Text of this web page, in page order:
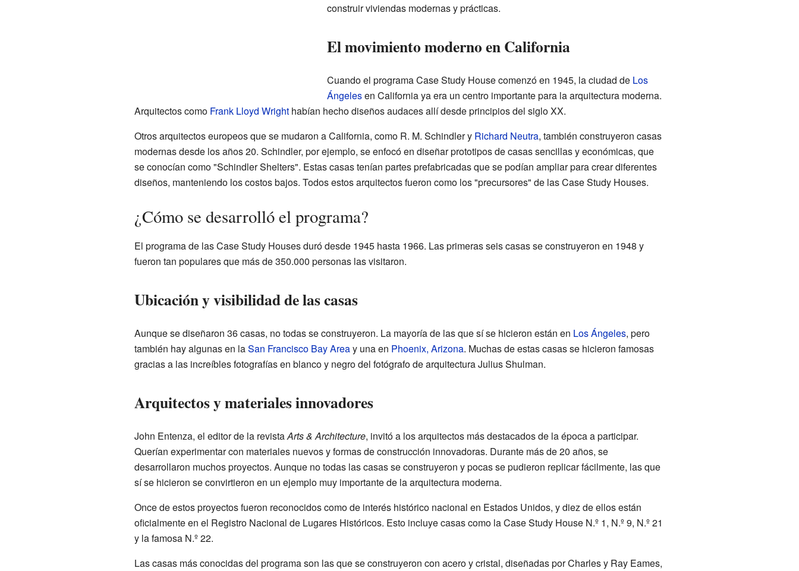
construir viviendas modernas y prácticas.
El movimiento moderno en California
Cuando el programa Case Study House comenzó en 1945, la ciudad de Los
Ángelesen California ya era un centro importante para la arquitectura moderna.
Arquitectos como Frank Lloyd Wrighthabían hecho diseños audaces allí desde principios del siglo XX.
Otros arquitectos europeos que se mudaron a California, como R. M. Schindler y Richard Neutra, también construyeron casas
modernas desde los años 20. Schindler, por ejemplo, se enfocó en diseñar prototipos de casas sencillas y económicas, que
se conocían como "Schindler Shelters". Estas casas tenían partes prefabricadas que se podían ampliar para crear diferentes
diseños, manteniendo los costos bajos. Todos estos arquitectos fueron como los "precursores" de las Case Study Houses.
¿Cómo se desarrolló el programa?
El programa de las Case Study Houses duró desde 1945 hasta 1966. Las primeras seis casas se construyeron en 1948 y
fueron tan populares que más de 350.000 personas las visitaron.
Ubicación y visibilidad de las casas
Aunque se diseñaron 36 casas, no todas se construyeron. La mayoría de las que sí se hicieron están en Los Ángeles, pero
también hay algunas en laSan Francisco Bay Areay una en Phoenix, Arizona. Muchas de estas casas se hicieron famosas
gracias a las increíbles fotografías en blanco y negro del fotógrafo de arquitectura Julius Shulman.
Arquitectos y materiales innovadores
John Entenza, el editor de la revistaArts & Architecture, invitó a los arquitectos más destacados de la época a participar.
Querían experimentar con materiales nuevos y formas de construcción innovadoras. Durante más de 20 años, se
desarrollaron muchos proyectos. Aunque no todas las casas se construyeron y pocas se pudieron replicar fácilmente, las que
sí se hicieron se convirtieron en un ejemplo muy importante de la arquitectura moderna.
Once de estos proyectos fueron reconocidos como de interés histórico nacional en Estados Unidos, y diez de ellos están
oficialmente en el Registro Nacional de Lugares Históricos. Esto incluye casas como la Case Study House N.º 1, N.º 9, N.º 21
y la famosa N.º 22.
Las casas más conocidas del programa son las que se construyeron con acero y cristal, diseñadas por Charles y Ray Eames,